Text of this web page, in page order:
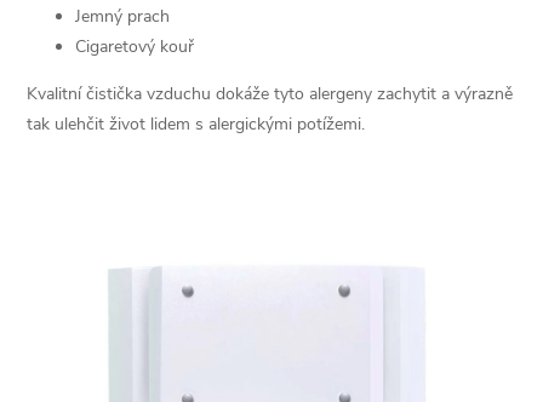
k
Jemný prach
Cigaretový kouř
Kvalitní čistička vzduchu dokáže tyto alergeny zachytit a výrazně
tak ulehčit život lidem s alergickými potížemi.